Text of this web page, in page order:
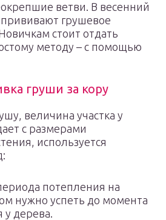
ветви. В весенний
грушевое
стоит отдать
методу – с помощью
груши за кору
величина участка у
с размерами
используется
потепления на
нужно успеть до момента
у дерева.